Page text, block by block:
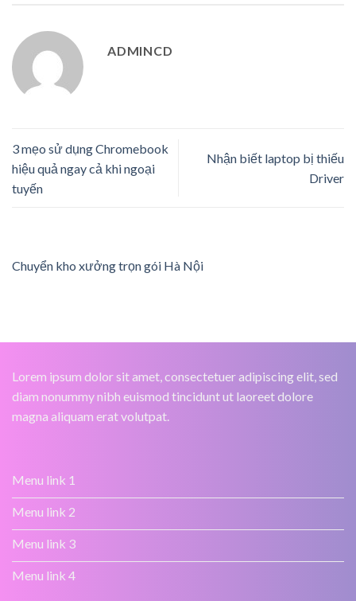
ADMINCD
3 mẹo sử dụng Chromebook
hiệu quả ngay cả khi ngoại
tuyến
Nhận biết laptop bị thiếu
Driver
Chuyển kho xưởng trọn gói Hà Nội
Lorem ipsum dolor sit amet, consectetuer adipiscing elit, sed
diam nonummy nibh euismod tincidunt ut laoreet dolore
magna aliquam erat volutpat.
Menu link 1
Menu link 2
Menu link 3
Menu link 4